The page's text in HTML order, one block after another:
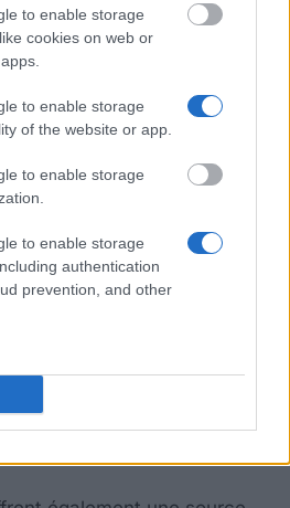
to enable storage
cookies on web or
to enable storage
of the website or app.
to enable storage
to enable storage
authentication
prevention, and other
spécialement conçus.
est attribué sur une base
fournit des sources moins
des fondations et des
de fonds. Souvent, ces
un financement
de subventions et sont